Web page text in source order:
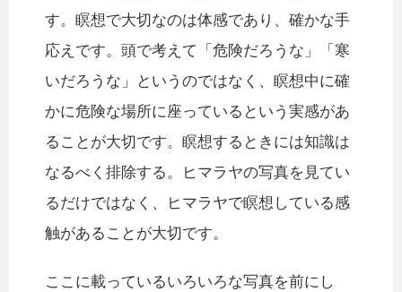
す。瞑想で大切なのは体感であり、確かな手
応えです。頭で考えて「危険だろうな」「寒
いだろうな」というのではなく、瞑想中に確
かに危険な場所に座っているという実感があ
ることが大切です。瞑想するときには知識は
なるべく排除する。ヒマラヤの写真を見てい
るだけではなく、ヒマラヤで瞑想している感
触があることが大切です。
ここに載っているいろいろな写真を前にし